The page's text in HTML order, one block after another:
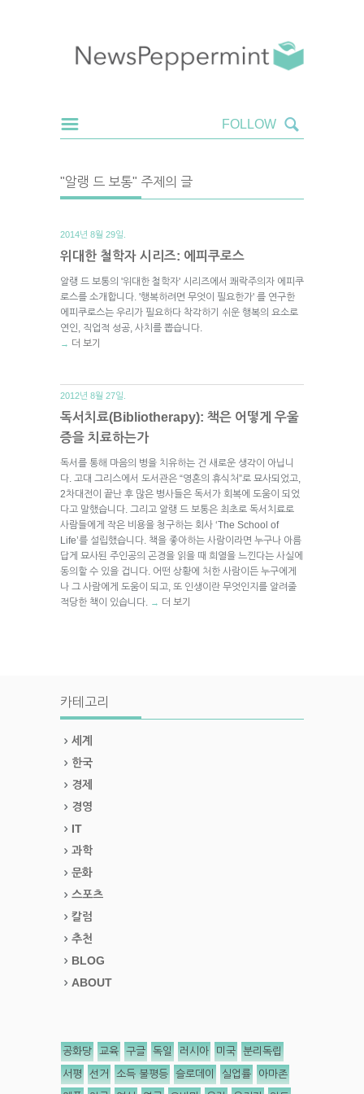
"알랭 드 보통" 주제의 글
2014년 8월 29일.
위대한 철학자 시리즈: 에피쿠로스
알랭 드 보통의 '위대한 철학자' 시리즈에서 쾌락주의자 에피쿠
로스를 소개합니다. '행복하려면 무엇이 필요한가' 를 연구한
에피쿠로스는 우리가 필요하다 착각하기 쉬운 행복의 요소로
연인, 직업적 성공, 사치를 뽑습니다.
→ 더 보기
2012년 8월 27일.
독서치료(Bibliotherapy): 책은 어떻게 우울
증을 치료하는가
독서를 통해 마음의 병을 치유하는 건 새로운 생각이 아닙니
다. 고대 그리스에서 도서관은 “영혼의 휴식처”로 묘사되었고,
2차대전이 끝난 후 많은 병사들은 독서가 회복에 도움이 되었
다고 말했습니다. 그리고 알랭 드 보통은 최초로 독서치료로
사람들에게 작은 비용을 청구하는 회사 ‘The School of
Life’를 설립했습니다. 책을 좋아하는 사람이라면 누구나 아름
답게 묘사된 주인공의 곤경을 읽을 때 희열을 느낀다는 사실에
동의할 수 있을 겁니다. 어떤 상황에 처한 사람이든 누구에게
나 그 사람에게 도움이 되고, 또 인생이란 무엇인지를 알려줄
적당한 책이 있습니다.
→ 더 보기
카테고리
세계
한국
경제
경영
IT
과학
문화
스포츠
칼럼
추천
BLOG
ABOUT
공화당 교육 구글 독일 러시아 미국 분리독립
서평 선거 소득 불평등 슬로데이 실업률 아마존